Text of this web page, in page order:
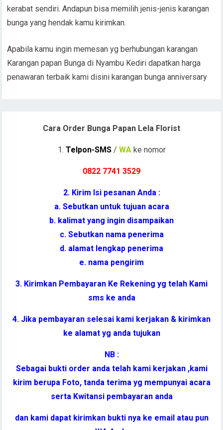
kerabat sendiri. Andapun bisa memilih jenis-jenis karangan
bunga yang hendak kamu kirimkan.
Apabila kamu ingin memesan yg berhubungan karangan
Karangan papan Bunga di Nyambu Kediri dapatkan harga
penawaran terbaik kami disini karangan bunga anniversary
Cara Order Bunga Papan Lela Florist
1. Telpon-SMS/ WAke nomor
0822 7741 3529
2. Kirim Isi pesanan Anda :
a. Sebutkan untuk tujuan acara
b. kalimat yang ingin disampaikan
c. Sebutkan nama penerima
d. alamat lengkap penerima
e. nama pengirim
3. Kirimkan Pembayaran Ke Rekening yg telah Kami
sms ke anda
4. Jika pembayaran selesai kami kerjakan & kirimkan
ke alamat yg anda tujukan
NB :
Sebagai bukti order anda telah kami kerjakan ,kami
kirim berupa Foto, tanda terima yg mempunyai acara
serta Kwitansi pembayaran anda
dan kami dapat kirimkan bukti nya ke email atau pun